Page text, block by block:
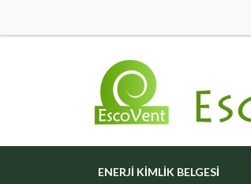
ENERJI KIMLIK BELGESI